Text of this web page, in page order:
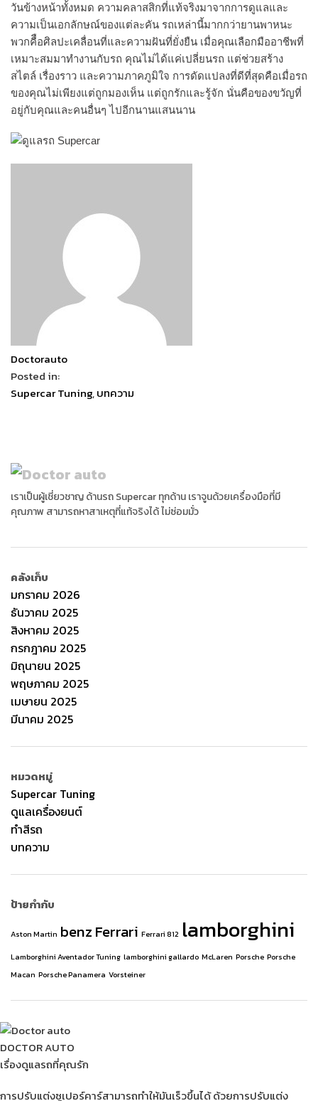
วันข้างหน้าทั้งหมด ความคลาสสิกที่แท้จริงมาจากการดูแลและ
ความเป็นเอกลักษณ์ของแต่ละคัน รถเหล่านี้มากกว่ายานพาหนะ
พวกคืือศิลปะเคลื่อนที่และความฝันที่ยั่งยืน เมื่อคุณเลือกมืออาชีพที่
เหมาะสมมาทำงานกับรถ คุณไม่ได้แค่เปลี่ยนรถ แต่ช่วยสร้าง
สไตล์ เรื่องราว และความภาคภูมิใจ การดัดแปลงที่ดีที่สุดคือเมื่อรถ
ของคุณไม่เพียงแต่ถูกมองเห็น แต่ถูกรักและรู้จัก นั่นคือของขวัญที่
อยู่กับคุณและคนอื่นๆ ไปอีกนานแสนนาน
Doctorauto
Posted in:
Supercar Tuning,บทความ
เราเป็นผู้เชี่ยวชาญ ด้านรถ Supercar ทุกด้าน เราจูนด้วยเครื่องมือที่มี
คุณภาพ สามารถหาสาเหตุที่แท้จริงได้ ไม่ซ่อมมั่ว
คลังเก็บ
มกราคม 2026
ธันวาคม 2025
สิงหาคม 2025
กรกฎาคม 2025
มิถุนายน 2025
พฤษภาคม 2025
เมษายน 2025
มีนาคม 2025
หมวดหมู่
Supercar Tuning
ดูแลเครื่องยนต์
ทำสีรถ
บทความ
ป้ายกำกับ
Aston Martin benzFerrari Ferrari 812 lamborghini
Lamborghini Aventador Tuning lamborghini gallardo McLaren Porsche Porsche
Macan Porsche Panamera Vorsteiner
DOCTOR AUTO
เรื่องดูแลรถที่คุณรัก
การปรับแต่งซูเปอร์คาร์สามารถทำให้มันเร็วขึ้นได้ ด้วยการปรับแต่ง